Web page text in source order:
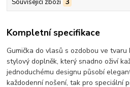
Související zboží 3
Kompletní specifikace
Gumička do vlasů s ozdobou ve
stylový doplněk, který snadno oživí
jednoduchému designu působí
každodenní nošení, tak pro speciální